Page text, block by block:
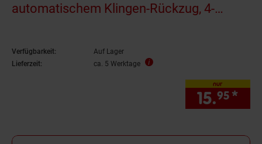
automatischem Klingen-Rückzug, 4-
Verfügbarkeit:
Auf Lager
Lieferzeit:
ca. 5 Werktage
nur
15.95 *